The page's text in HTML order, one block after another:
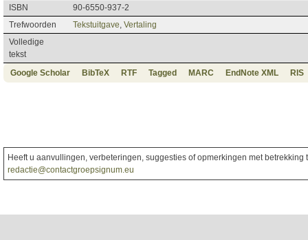
ISBN
90-6550-937-2
Trefwoorden
Tekstuitgave Vertaling
Volledige
tekst
Google Scholar
BibTeX RTF Tagged MARC EndNote XML RIS
Heeft u aanvullingen, verbeteringen, suggesties of opmerkingen met
redactie@contactgroepsignum.eu